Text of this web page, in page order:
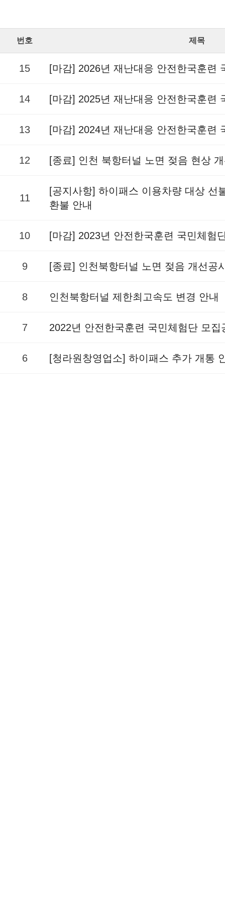
번호 제목
15 [마감] 2026년 재난대응 안전한국훈련
14 [마감] 2025년 재난대응 안전한국훈련
13 [마감] 2024년 재난대응 안전한국훈련
12 [종료] 인천 북항터널 노면 젖음 현상
11
[공지사항] 하이패스 이용차량 대상 선
환불 안내
10 [마감] 2023년 안전한국훈련 국민체험
9 [종료] 인천북항터널 노면 젖음 개선공
8 인천북항터널 제한최고속도 변경 안내
7 2022년 안전한국훈련 국민체험단 모집
6 [청라원창영업소] 하이패스 추가 개통